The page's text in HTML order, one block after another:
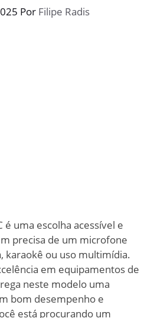
Por Filipe Radis
é uma escolha acessível e
precisa de um microfone
karaokê ou uso multimídia.
em equipamentos de
neste modelo uma
bom desempenho e
está procurando um